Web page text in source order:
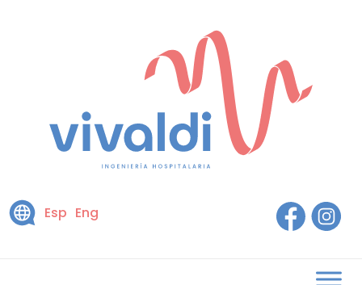
Esp Eng